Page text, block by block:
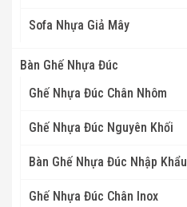
Sofa Nhựa Giả Mây
Bàn Ghế Nhựa Đúc
Ghế Nhựa Đúc Chân Nhôm
Ghế Nhựa Đúc Nguyên Khối
Bàn Ghế Nhựa Đúc Nhập Khẩu
Ghế Nhựa Đúc Chân Inox